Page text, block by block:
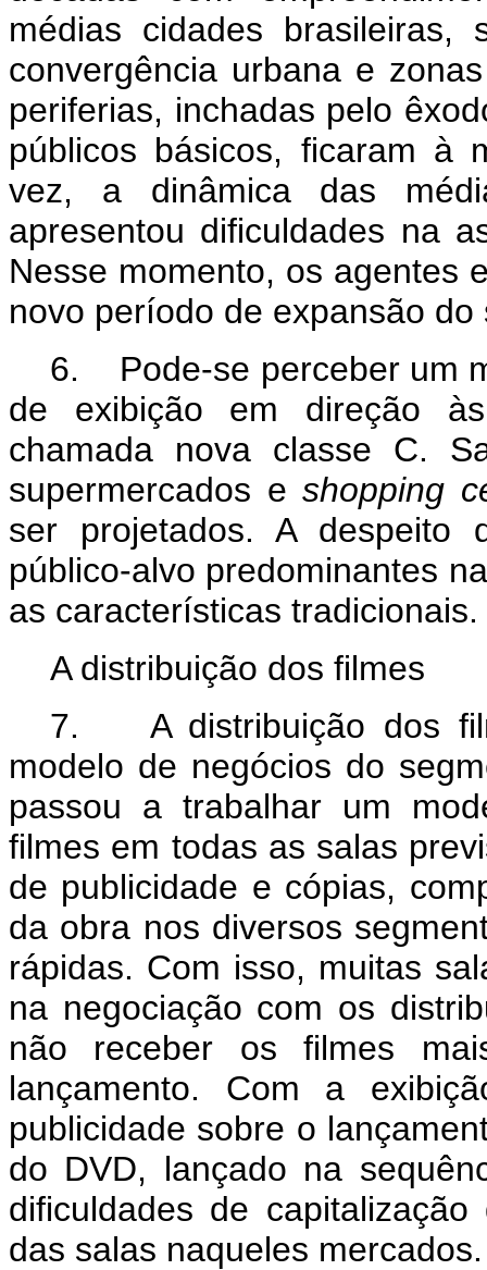
médias cidades
convergência urbana e
periferias, inchadas pelo
públicos básicos, ficaram à
vez, a dinâmica das
apresentou dificuldades na
Nesse momento, os agentes
novo período de expansão
6. Pode-se perceber um
de exibição em direção
chamada nova classe C.
supermercados eshopping
ser projetados. A
público-alvo predominantes
as características tradicionais.
A distribuição dos filmes
7. A distribuição dos
modelo de negócios do
passou a trabalhar um
filmes em todas as salas
de publicidade e cópias,
da obra nos diversos
rápidas. Com isso, muitas
na negociação com os
não receber os filmes
lançamento. Com a
publicidade sobre o
do DVD, lançado na
dificuldades de
das salas naqueles mercados.